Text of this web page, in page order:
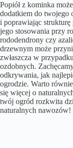
Popiół z kominka
dodatkiem do twojego
i poprawiając strukturę
jego stosowania przy
rododendrony czy
drzewnym może
zwłaszcza w
ozdobnych.
odkrywania, jak
ogrodzie. Warto
się więcej o
twój ogród rozkwita
naturalnych nawozów!